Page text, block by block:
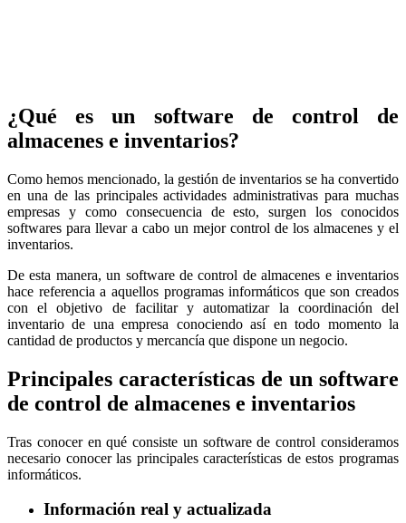
¿Qué es un software de control de
almacenes e inventarios?
Como hemos mencionado, la gestión de inventarios se ha convertido
en una de las principales actividades administrativas para muchas
empresas y como consecuencia de esto, surgen los conocidos
softwares para llevar a cabo un mejor control de los almacenes y el
inventarios.
De esta manera, un software de control de almacenes e inventarios
hace referencia a aquellos programas informáticos que son creados
con el objetivo de facilitar y automatizar la coordinación del
inventario de una empresa conociendo así en todo momento la
cantidad de productos y mercancía que dispone un negocio.
Principales características de un software
de control de almacenes e inventarios
Tras conocer en qué consiste un software de control consideramos
necesario conocer las principales características de estos programas
informáticos.
Información real y actualizada